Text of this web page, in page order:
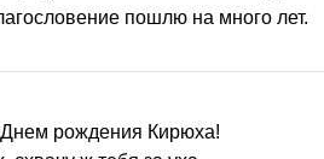
пошлю на много лет.
С Днем рождения Кирюха!